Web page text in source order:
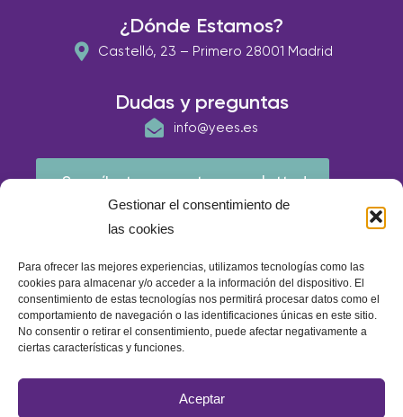
Gestionar el consentimiento de
las cookies
Para ofrecer las mejores experiencias, utilizamos tecnologías como las
cookies para almacenar y/o acceder a la información del dispositivo. El
consentimiento de estas tecnologías nos permitirá procesar datos como el
comportamiento de navegación o las identificaciones únicas en este sitio.
No consentir o retirar el consentimiento, puede afectar negativamente a
ciertas características y funciones.
Aceptar
¿Dónde Estamos?
Castelló, 23 – Primero 28001 Madrid
Dudas y preguntas
info@yees.es
¡Suscríbete a nuestra newsletter!